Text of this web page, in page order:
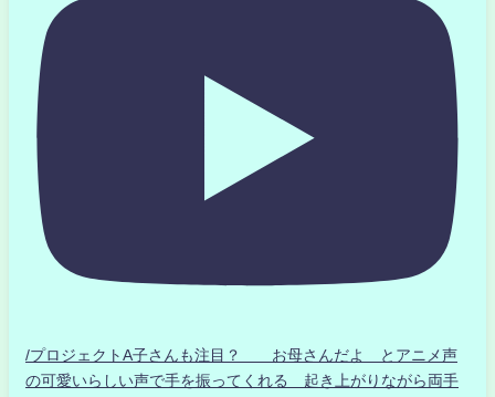
/プロジェクトA子さんも注目？ お母さんだよ とアニメ声
の可愛いらしい声で手を振ってくれる 起き上がりながら両手